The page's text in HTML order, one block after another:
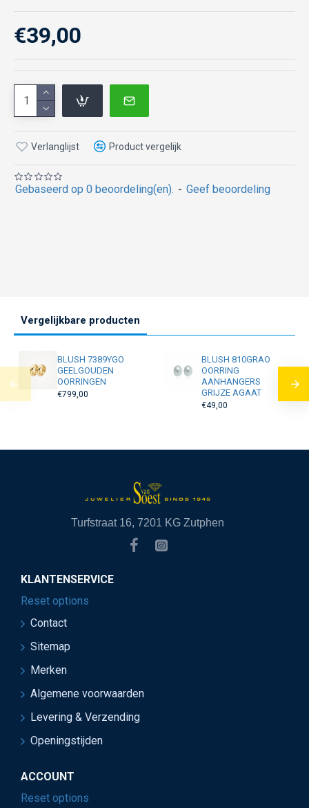
Gebaseerd op 0 beoordeling(en). - Geef beoordeling
€39,00
Verlanglijst Product vergelijk
Vergelijkbare producten
BLUSH 7389YGO
GEELGOUDEN
OORRINGEN
€799,00
BLUSH 810GRAO
OORRING
AANHANGERS
GRIJZE AGAAT
€49,00
Turfstraat 16, 7201 KG Zutphen
KLANTENSERVICE
Reset options
Contact
Sitemap
Merken
Algemene voorwaarden
Levering & Verzending
Openingstijden
ACCOUNT
Reset options